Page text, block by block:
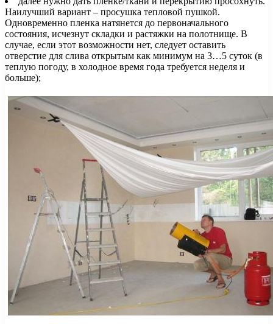
Наилучший вариант – просушка тепловой пушкой.
Одновременно пленка натянется до первоначального
состояния, исчезнут складки и растяжки на полотнище. В
случае, если этот возможности нет, следует оставить
отверстие для слива открытым как минимум на 3…5 суток (в
теплую погоду, в холодное время года требуется неделя и
больше);